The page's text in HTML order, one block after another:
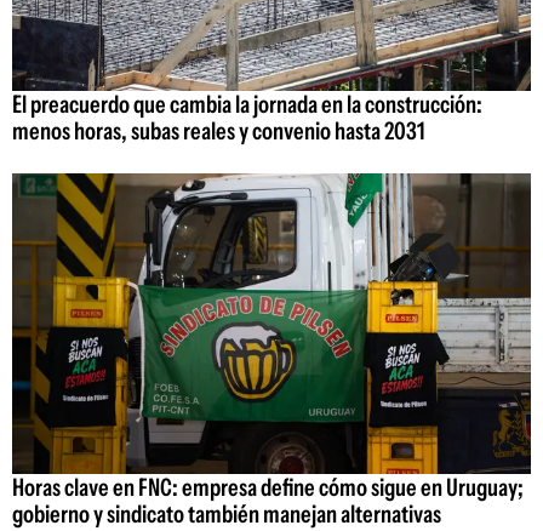
El preacuerdo que cambia la jornada en la construcción:
menos horas, subas reales y convenio hasta 2031
Horas clave en FNC: empresa define cómo sigue en Uruguay;
gobierno y sindicato también manejan alternativas